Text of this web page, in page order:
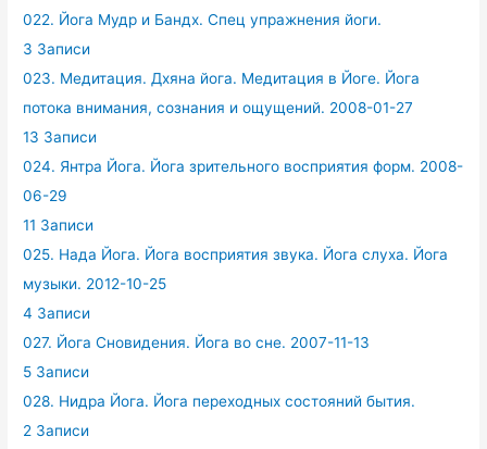
022. Йога Мудр и Бандх. Спец упражнения йоги.
3 Записи
023. Медитация. Дхяна йога. Медитация в Йоге. Йога
потока внимания, сознания и ощущений. 2008-01-27
13 Записи
024. Янтра Йога. Йога зрительного восприятия форм. 2008-
06-29
11 Записи
025. Нада Йога. Йога восприятия звука. Йога слуха. Йога
музыки. 2012-10-25
4 Записи
027. Йога Сновидения. Йога во сне. 2007-11-13
5 Записи
028. Нидра Йога. Йога переходных состояний бытия.
2 Записи